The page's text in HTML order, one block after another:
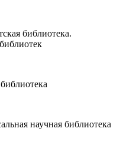
библиотека.
научная библиотека